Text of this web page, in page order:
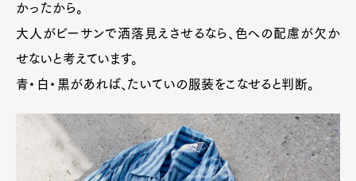
GourmetCars
ProductCultureLifestyle
かったから。
大人がビーサンで洒落見えさせるなら、色への配慮が欠か
せないと考えています。
青・白・黒があれば、たいていの服装をこなせると判断。